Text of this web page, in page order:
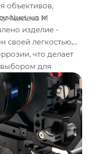
объективов,
Nucleus M
но и
изделие -
своей легкостью,
что делает
для
средах.